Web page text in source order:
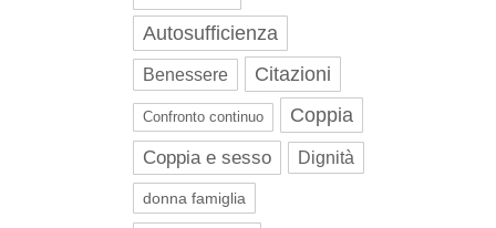
Autosufficienza
Benessere Citazioni
Confronto continuo Coppia
Coppia e sesso Dignità
donna famiglia